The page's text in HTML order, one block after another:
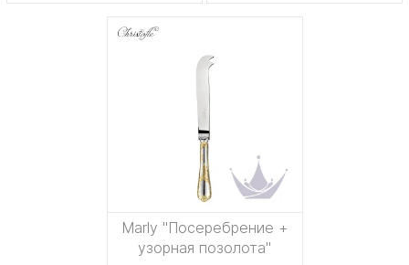
Marly "Посеребрение +
узорная позолота"